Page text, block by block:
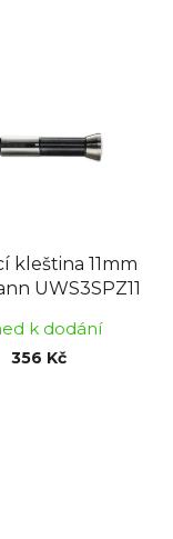
kleština 11mm
UWS3SPZ11
k dodání
356 Kč